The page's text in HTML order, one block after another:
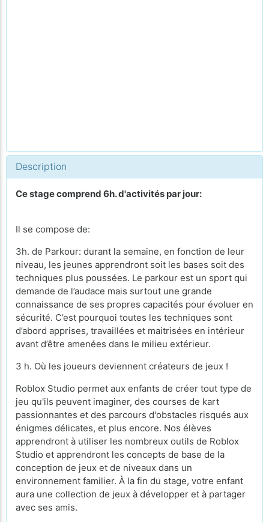
Description
Ce stage comprend 6h. d'activités par jour:
Il se compose de:
3h. de Parkour: durant la semaine, en fonction de leur
niveau, les jeunes apprendront soit les bases soit des
techniques plus poussées. Le parkour est un sport qui
demande de l’audace mais surtout une grande
connaissance de ses propres capacités pour évoluer en
sécurité. C’est pourquoi toutes les techniques sont
d’abord apprises, travaillées et maitrisées en intérieur
avant d’être amenées dans le milieu extérieur.
3 h. Où les joueurs deviennent créateurs de jeux !
Roblox Studio permet aux enfants de créer tout type de
jeu qu'ils peuvent imaginer, des courses de kart
passionnantes et des parcours d'obstacles risqués aux
énigmes délicates, et plus encore. Nos élèves
apprendront à utiliser les nombreux outils de Roblox
Studio et apprendront les concepts de base de la
conception de jeux et de niveaux dans un
environnement familier. À la fin du stage, votre enfant
aura une collection de jeux à développer et à partager
avec ses amis.